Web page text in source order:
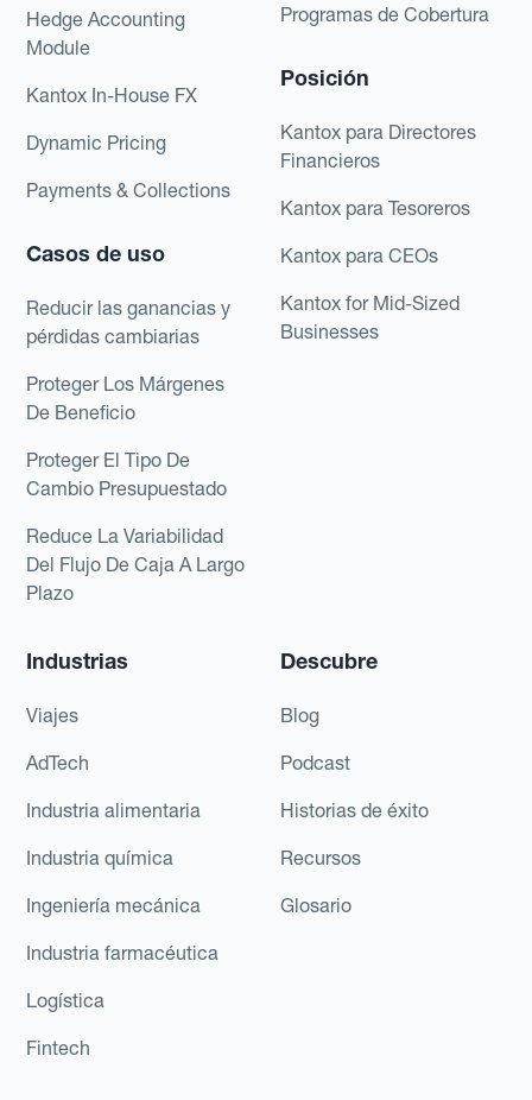
Hedge Accounting
Module
Kantox In-House FX
Dynamic Pricing
Payments & Collections
Casos de uso
Reducir las ganancias y
pérdidas cambiarias
Proteger Los Márgenes
De Beneficio
Proteger El Tipo De
Cambio Presupuestado
Reduce La Variabilidad
Del Flujo De Caja A Largo
Plazo
Programas de Cobertura
Posición
Kantox para Directores
Financieros
Kantox para Tesoreros
Kantox para CEOs
Kantox for Mid-Sized
Businesses
Industrias
Viajes
AdTech
Industria alimentaria
Industria química
Ingeniería mecánica
Industria farmacéutica
Logística
Fintech
Descubre
Blog
Podcast
Historias de éxito
Recursos
Glosario